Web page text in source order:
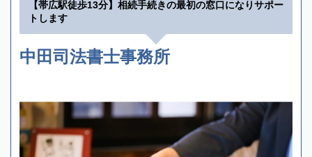
【帯広駅徒歩13分】相続手続きの最初の窓口になりサポー
トします
中田司法書士事務所